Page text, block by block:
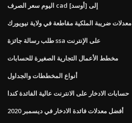
اليوم سعر الصرف cad إلى [أوسد]
معدلات ضريبة الملكية مقاطعة في ولاية نيويورك
طلب رسالة جائزة ssa على الإنترنت
مخطط الأعمال التجارية الصغيرة للحسابات
أنواع المخططات والجداول
حسابات الادخار على الانترنت عالية الفائدة كندا
أفضل معدلات فائدة الادخار في ديسمبر 2020